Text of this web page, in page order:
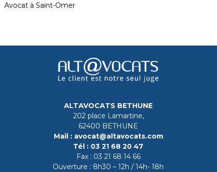
Avocat à Saint-Omer
ALTAVOCATS BETHUNE
202 place Lamartine,
62400 BETHUNE
Mail : avocat@altavocats.com
Tél : 03 21 68 20 47
Fax : 03 21 68 14 66
Ouverture : 8h30 – 12h / 14h- 18h